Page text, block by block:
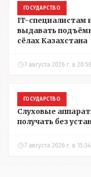
ГОСУДАРСТВО
IT-специалистам
выдавать
сёлах Казахстана
7 августа 2026 г. в 20:56
ГОСУДАРСТВО
Слуховые
получать без
7 августа 2026 г. в 15:34